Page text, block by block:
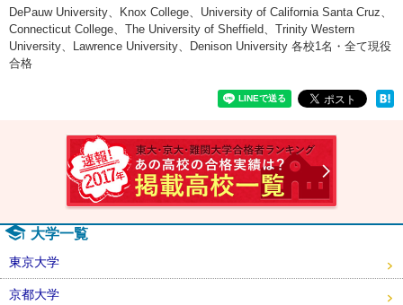
DePauw University、Knox College、University of California Santa Cruz、
Connecticut College、The University of Sheffield、Trinity Western
University、Lawrence University、Denison University 各校1名・全て現役
合格
大学一覧
東京大学
京都大学